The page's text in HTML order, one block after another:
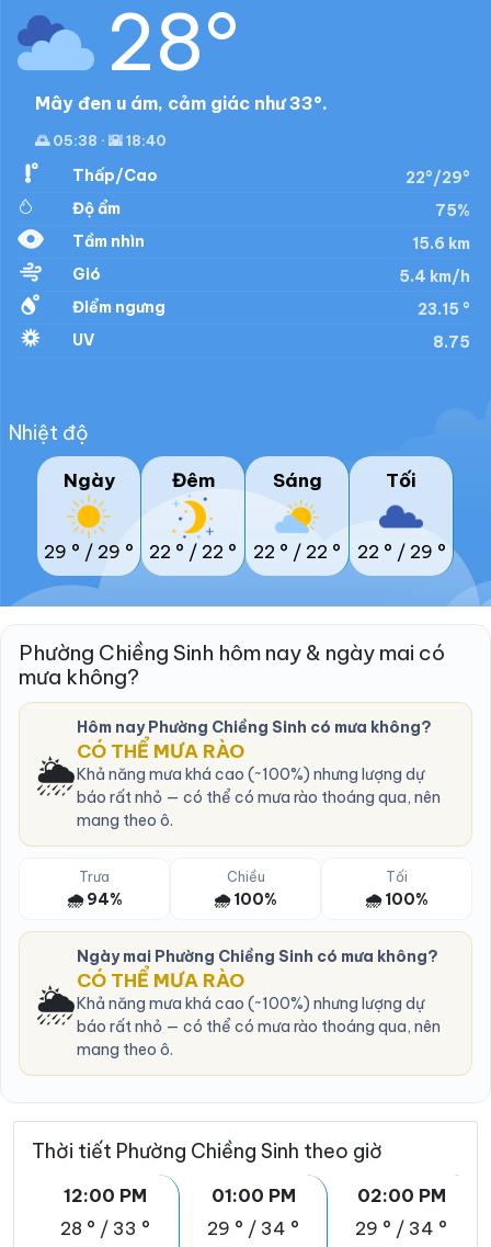
28°
Mây đen u ám, cảm giác như 33°.
🌅 05:38 · 🌇 18:40
Thấp/Cao
22°/29°
Độ ẩm
75%
Tầm nhìn
15.6 km
Gió
5.4 km/h
Điểm ngưng
23.15 °
UV
8.75
Nhiệt độ
Ngày
29 ° / 29 °
Đêm
22 ° / 22 °
Sáng
22 ° / 22 °
Tối
22 ° / 29 °
Phường Chiềng Sinh hôm nay & ngày mai có
mưa không?
🌦️
Hôm nay Phường Chiềng Sinh có mưa không?
CÓ THỂ MƯA RÀO
Khả năng mưa khá cao (~100%) nhưng lượng dự
báo rất nhỏ — có thể có mưa rào thoáng qua, nên
mang theo ô.
Trưa
🌧️ 94%
Chiều
🌧️ 100%
Tối
🌧️ 100%
🌦️
Ngày mai Phường Chiềng Sinh có mưa không?
CÓ THỂ MƯA RÀO
Khả năng mưa khá cao (~100%) nhưng lượng dự
báo rất nhỏ — có thể có mưa rào thoáng qua, nên
mang theo ô.
Thời tiết Phường Chiềng Sinh theo giờ
12:00 PM
28 ° / 33 °
01:00 PM
29 ° / 34 °
02:00 PM
29 ° / 34 °